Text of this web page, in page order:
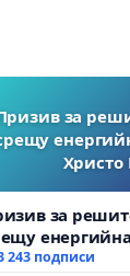
за
Христо
за
Ковачки!
243 подписи